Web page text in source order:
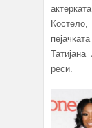
реси.